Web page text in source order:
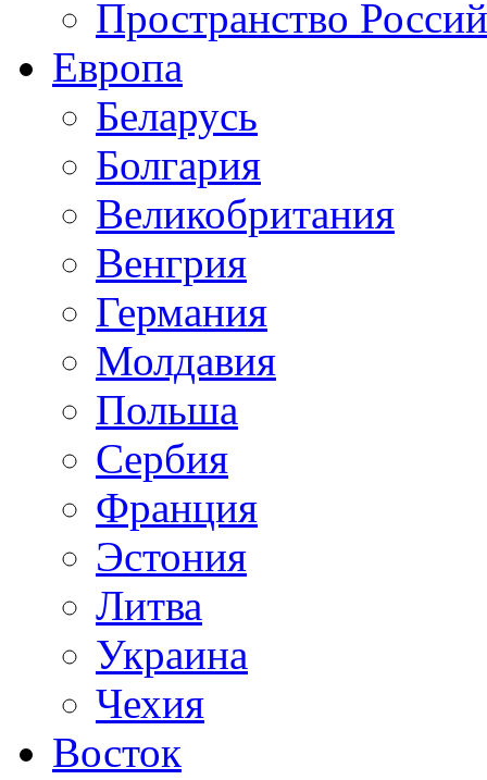
Пространство
Европа
Беларусь
Болгария
Великобритания
Венгрия
Германия
Молдавия
Польша
Сербия
Франция
Эстония
Литва
Украина
Чехия
Восток